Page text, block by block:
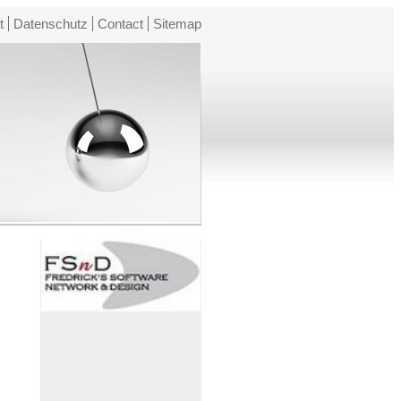
Datenschutz Contact Sitemap